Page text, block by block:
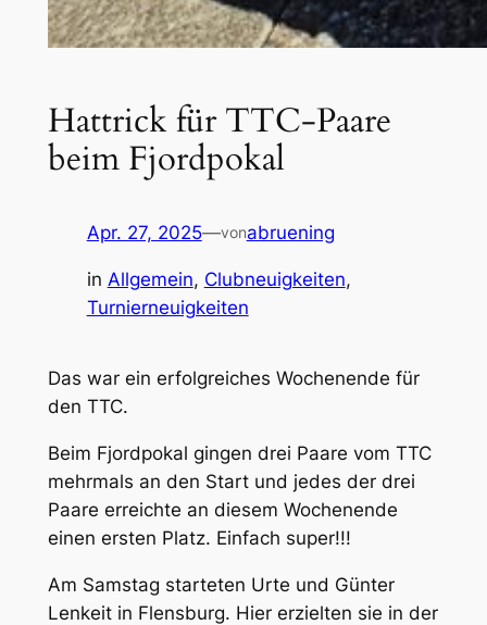
Hattrick für TTC-Paare
beim Fjordpokal
Apr. 27, 2025—vonabruening
in Allgemein, Clubneuigkeiten
Turnierneuigkeiten
Das war ein erfolgreiches Wochenende für
den TTC.
Beim Fjordpokal gingen drei Paare vom TTC
mehrmals an den Start und jedes der drei
Paare erreichte an diesem Wochenende
einen ersten Platz. Einfach super!!!
Am Samstag starteten Urte und Günter
Lenkeit in Flensburg. Hier erzielten sie in der